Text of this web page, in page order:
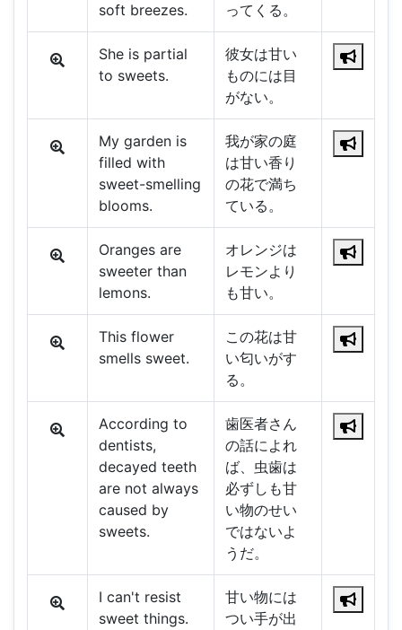
soft breezes.
ってくる。
She is partial
to sweets.
彼女は甘い
ものには目
がない。
My garden is
filled with
sweet-smelling
blooms.
我が家の庭
は甘い香り
の花で満ち
ている。
Oranges are
sweeter than
lemons.
オレンジは
レモンより
も甘い。
This flower
smells sweet.
この花は甘
い匂いがす
る。
According to
dentists,
decayed teeth
are not always
caused by
sweets.
歯医者さん
の話によれ
ば、虫歯は
必ずしも甘
い物のせい
ではないよ
うだ。
I can't resist
sweet things.
甘い物には
つい手が出